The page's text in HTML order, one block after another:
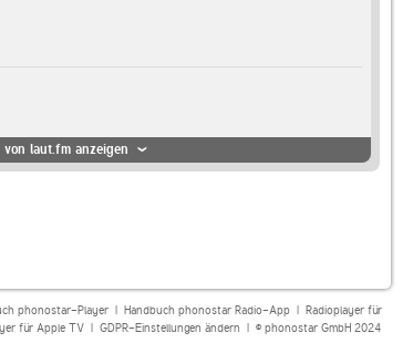
von laut.fm anzeigen
phonostar-Player| Handbuch phonostar Radio-App| Radioplayer für
für Apple TV| GDPR-Einstellungen ändern | © phonostar GmbH 2024